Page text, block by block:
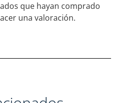
que hayan comprado
una valoración.